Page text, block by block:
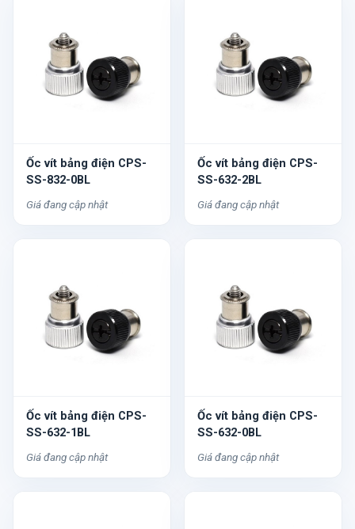
Ốc vít bảng điện CPS-
SS-832-0BL
Giá đang cập nhật
Ốc vít bảng điện CPS-
SS-632-2BL
Giá đang cập nhật
Ốc vít bảng điện CPS-
SS-632-1BL
Giá đang cập nhật
Ốc vít bảng điện CPS-
SS-632-0BL
Giá đang cập nhật